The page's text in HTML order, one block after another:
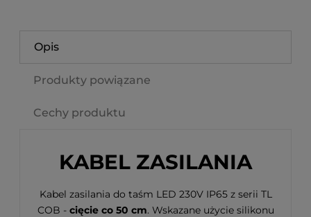
Opis
Produkty powiązane
Cechy produktu
KABEL ZASILANIA
Kabel zasilania do taśm LED 230V IP65 z serii TL
COB - cięcie co 50 cm. Wskazane użycie silikonu